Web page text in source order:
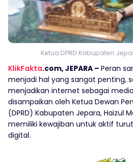
Ketua DPRD Kabupaten
KlikFakta.com, JEPARA – Peran
menjadi hal yang sangat penting,
menjadikan internet sebagai
disampaikan oleh Ketua Dewan
(DPRD) Kabupaten Jepara, Haizul
memiliki kewajiban untuk aktif
digital.